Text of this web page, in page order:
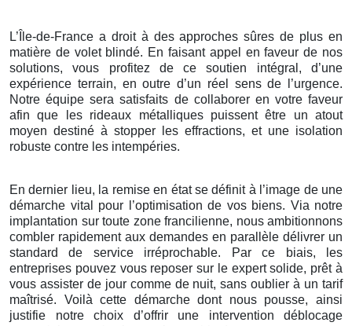
L’Île-de-France a droit à des approches sûres de plus en
matière de volet blindé. En faisant appel en faveur de nos
solutions, vous profitez de ce soutien intégral, d’une
expérience terrain, en outre d’un réel sens de l’urgence.
Notre équipe sera satisfaits de collaborer en votre faveur
afin que les rideaux métalliques puissent être un atout
moyen destiné à stopper les effractions, et une isolation
robuste contre les intempéries.
En dernier lieu, la remise en état se définit à l’image de une
démarche vital pour l’optimisation de vos biens. Via notre
implantation sur toute zone francilienne, nous ambitionnons
combler rapidement aux demandes en parallèle délivrer un
standard de service irréprochable. Par ce biais, les
entreprises pouvez vous reposer sur le expert solide, prêt à
vous assister de jour comme de nuit, sans oublier à un tarif
maîtrisé. Voilà cette démarche dont nous pousse, ainsi
justifie notre choix d’offrir une intervention déblocage